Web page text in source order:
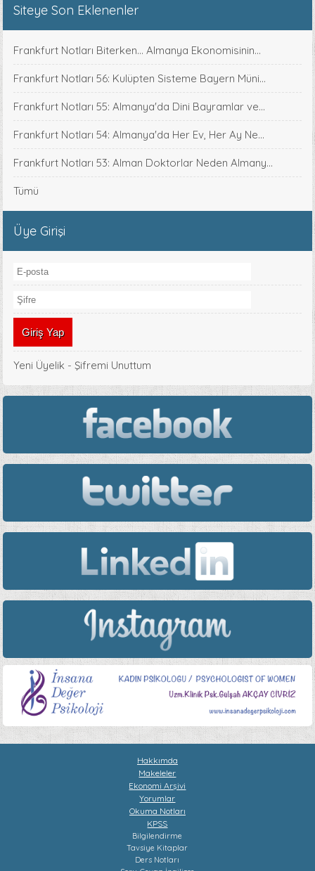
Siteye Son Eklenenler
Frankfurt Notları Biterken... Almanya Ekonomisinin...
Frankfurt Notları 56: Kulüpten Sisteme Bayern Müni...
Frankfurt Notları 55: Almanya'da Dini Bayramlar ve...
Frankfurt Notları 54: Almanya'da Her Ev, Her Ay Ne...
Frankfurt Notları 53: Alman Doktorlar Neden Almany...
Tümü
Üye Girişi
Yeni Üyelik -Şifremi Unuttum
Hakkımda
Makeleler
Ekonomi Arşivi
Yorumlar
Okuma Notları
KPSS
Bilgilendirme
Tavsiye Kitaplar
Ders Notları